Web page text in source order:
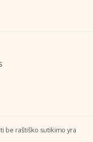
be raštiško sutikimo yra